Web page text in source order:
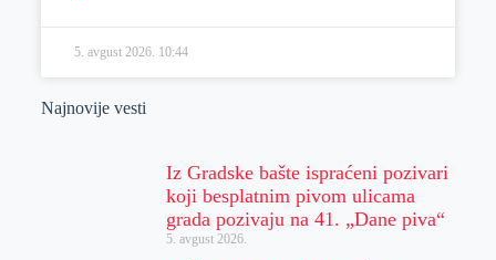
5. avgust 2026. 10:44
Najnovije vesti
Iz Gradske bašte ispraćeni pozivari
koji besplatnim pivom ulicama
grada pozivaju na 41. „Dane piva“
5. avgust 2026.